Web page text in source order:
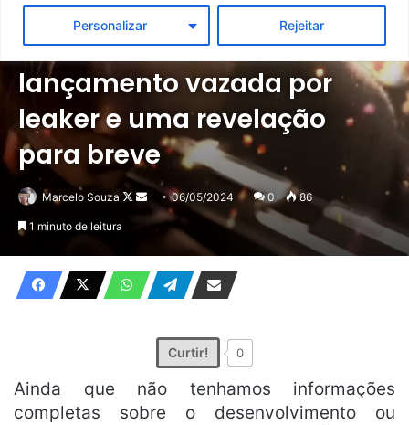
Personalizar Rejeitar
Notícias Outros
Resident Evil 9 tem data de
lançamento vazada por
leaker e uma revelação
para breve
Marcelo Souza
Follow
Mande
um
06/05/2024 0 86
1 minuto de leitura
Curtir! 0
Ainda que não tenhamos informações
completas sobre o desenvolvimento ou